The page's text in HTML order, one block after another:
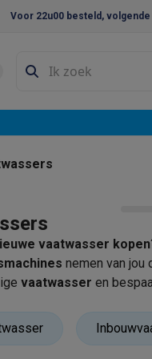
Voor 22u00 besteld,
koelkastenAmerikaanse
koelkasten
Gasfornuizen
Eierkokers
vaatwasser kopen
nemen van
vaatwasser en